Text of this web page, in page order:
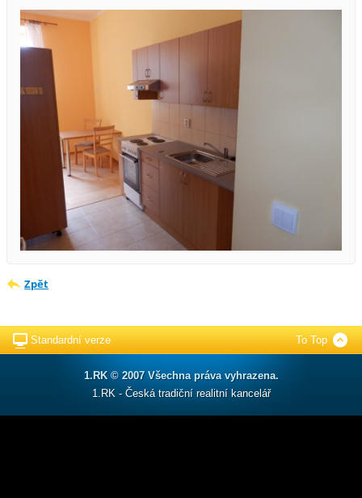
Zpět
Standardní verze To Top
1.RK © 2007 Všechna práva vyhrazena.
1.RK - Česká tradiční realitní kancelář